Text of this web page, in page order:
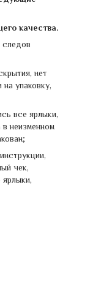
качества.
следов
нет
упаковку,
все ярлыки,
в неизменном
чек,